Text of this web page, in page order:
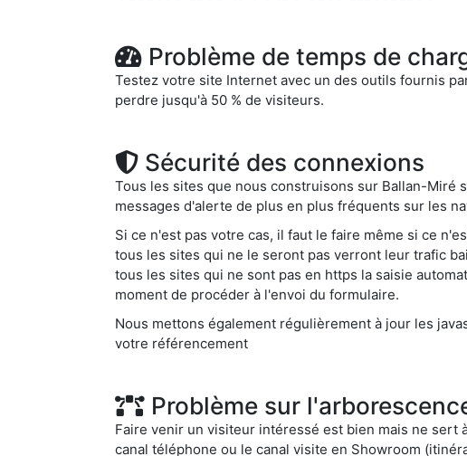
Problème de temps de
Testez votre site Internet avec un des outils fournis
perdre jusqu'à 50 % de visiteurs.
Sécurité des connexions
Tous les sites que nous construisons sur Ballan-
messages d'alerte de plus en plus fréquents sur les
Si ce n'est pas votre cas, il faut le faire même si ce
tous les sites qui ne le seront pas verront leur trafic
tous les sites qui ne sont pas en https la saisie
moment de procéder à l'envoi du formulaire.
Nous mettons également régulièrement à jour les
votre référencement
Problème sur
Faire venir un visiteur intéressé est bien mais ne sert
canal téléphone ou le canal visite en Showroom